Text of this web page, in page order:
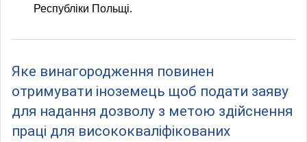
Республіки Польщі.
Яке винагородження повинен
отримувати іноземець щоб подати заяву
для надання дозволу з метою здійснення
праці для висококваліфікованих